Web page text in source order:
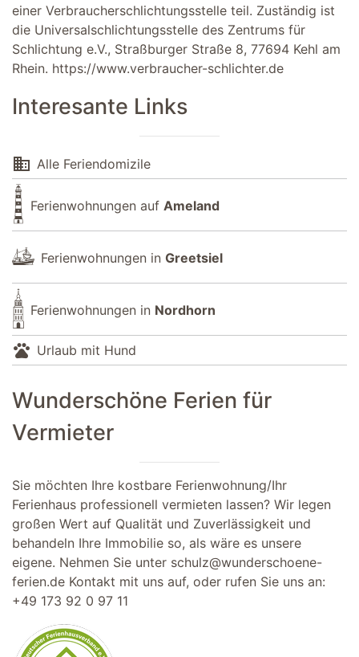
einer Verbraucherschlichtungsstelle teil. Zuständig ist
die Universalschlichtungsstelle des Zentrums für
Schlichtung e.V., Straßburger Straße 8, 77694 Kehl am
Rhein. https://www.verbraucher-schlichter.de
Interesante Links
domain Alle Feriendomizile
Ferienwohnungen auf Ameland
Ferienwohnungen in Greetsiel
Ferienwohnungen in Nordhorn
pets Urlaub mit Hund
Wunderschöne Ferien für
Vermieter
Sie möchten Ihre kostbare Ferienwohnung/Ihr
Ferienhaus professionell vermieten lassen? Wir legen
großen Wert auf Qualität und Zuverlässigkeit und
behandeln Ihre Immobilie so, als wäre es unsere
eigene. Nehmen Sie unter schulz@wunderschoene-
ferien.de Kontakt mit uns auf, oder rufen Sie uns an:
+49 173 92 0 97 11